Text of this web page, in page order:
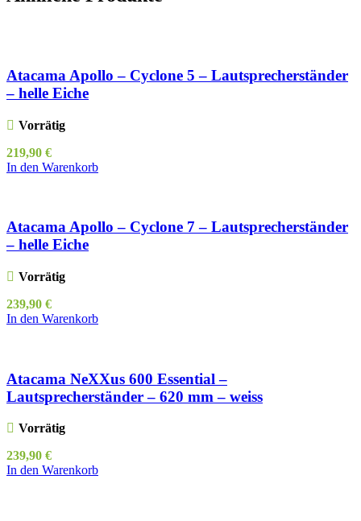
Atacama Apollo – Cyclone 5 – Lautsprecherständer
– helle Eiche
Vorrätig
219,90 €
In den Warenkorb
Atacama Apollo – Cyclone 7 – Lautsprecherständer
– helle Eiche
Vorrätig
239,90 €
In den Warenkorb
Atacama NeXXus 600 Essential –
Lautsprecherständer – 620 mm – weiss
Vorrätig
239,90 €
In den Warenkorb